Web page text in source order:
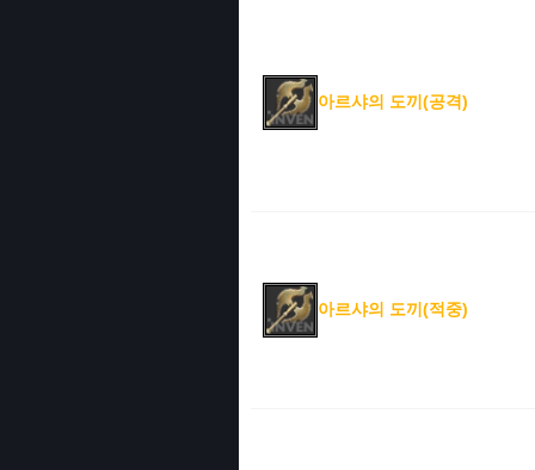
아르샤의 도끼(공격)
아르샤의 도끼(적중)